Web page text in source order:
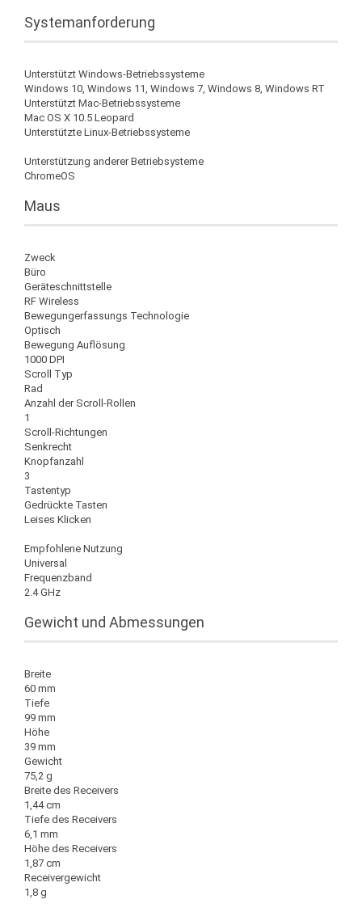
Systemanforderung
Unterstützt Windows-Betriebssysteme
Windows 10, Windows 11, Windows 7, Windows 8, Windows RT
Unterstützt Mac-Betriebssysteme
Mac OS X 10.5 Leopard
Unterstützte Linux-Betriebssysteme
Unterstützung anderer Betriebsysteme
ChromeOS
Maus
Zweck
Büro
Geräteschnittstelle
RF Wireless
Bewegungerfassungs Technologie
Optisch
Bewegung Auflösung
1000 DPI
Scroll Typ
Rad
Anzahl der Scroll-Rollen
1
Scroll-Richtungen
Senkrecht
Knopfanzahl
3
Tastentyp
Gedrückte Tasten
Leises Klicken
Empfohlene Nutzung
Universal
Frequenzband
2.4 GHz
Gewicht und Abmessungen
Breite
60 mm
Tiefe
99 mm
Höhe
39 mm
Gewicht
75,2 g
Breite des Receivers
1,44 cm
Tiefe des Receivers
6,1 mm
Höhe des Receivers
1,87 cm
Receivergewicht
1,8 g